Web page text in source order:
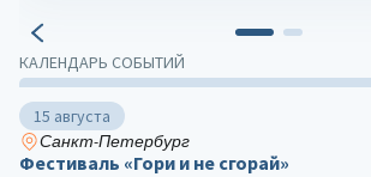
КАЛЕНДАРЬ СОБЫТИЙ
15 августа
Санкт-Петербург
Фестиваль «Гори и не сгорай»